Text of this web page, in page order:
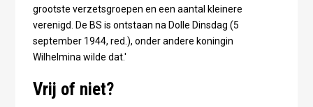
grootste verzetsgroepen en een aantal kleinere
verenigd. De BS is ontstaan na Dolle Dinsdag (5
september 1944, red.), onder andere koningin
Wilhelmina wilde dat.'
Vrij of niet?